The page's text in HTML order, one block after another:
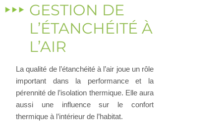
GESTION DE
L’ÉTANCHÉITÉ À
L’AIR
La qualité de l’étanchéité à l’air joue un rôle
important dans la performance et la
pérennité de l’isolation thermique. Elle aura
aussi une influence sur le confort
thermique à l’intérieur de l’habitat.